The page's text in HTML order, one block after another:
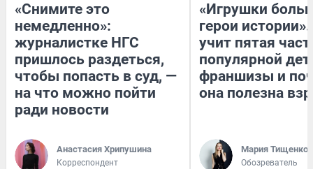
«Снимите это
немедленно»:
журналистке НГС
пришлось раздеться,
чтобы попасть в суд, —
на что можно пойти
ради новости
Анастасия Хрипушина
Корреспондент
«Игрушки
герои
учит пятая
популярной
франшизы и
она полезна
Мария Тищенко
Обозреватель